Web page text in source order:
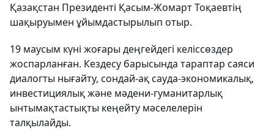
Қазақстан Президенті Қасым-Жомарт Тоқаевтің
шақыруымен ұйымдастырылып отыр.
19 маусым күні жоғары деңгейдегі келіссөздер
жоспарланған. Кездесу барысында тараптар саяси
диалогты нығайту, сондай-ақ сауда-экономикалық,
инвестициялық және мәдени-гуманитарлық
ынтымақтастықты кеңейту мәселелерін
талқылайды.